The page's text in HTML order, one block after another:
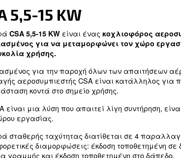
Κατασκευασμένα στην Ιταλία, τα
απόδοσης. Η σειρά αεροσυμπιεστών
μεταβλητής ταχύτητας μπορούν να
ταχύτητας . Οι αεροσυμπιεστές
διακυμάνσεις των απαιτήσεων αέρα,
Εξερευνήστε παρακάτω περισσότερα
συγκεκριμένες απαιτήσεις του
CSA 5,5-15 KW